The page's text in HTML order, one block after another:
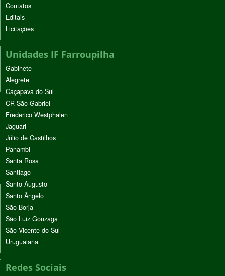
Contatos
Editais
Licitações
Unidades IF Farroupilha
Gabinete
Alegrete
Caçapava do Sul
CR São Gabriel
Frederico Westphalen
Jaguari
Júlio de Castilhos
Panambi
Santa Rosa
Santiago
Santo Augusto
Santo Ângelo
São Borja
São Luiz Gonzaga
São Vicente do Sul
Uruguaiana
Redes Sociais